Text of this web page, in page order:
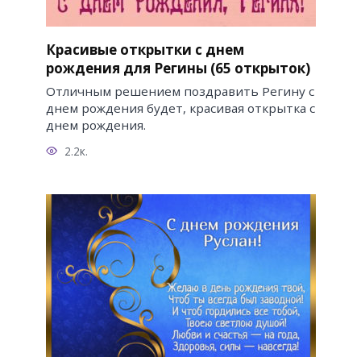
Красивые открытки с днем
рождения для Регины (65 открыток)
Отличным решением поздравить Регину с
днем рождения будет, красивая открытка с
днем рождения.
2.2к.